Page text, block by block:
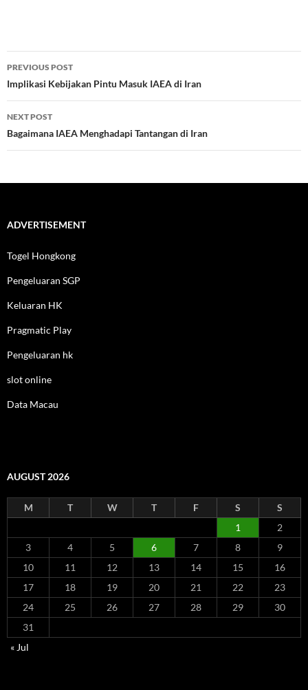
Post
navigation
PREVIOUS POST
Implikasi Kebijakan Pintu Masuk IAEA di Iran
NEXT POST
Bagaimana IAEA Menghadapi Tantangan di Iran
ADVERTISEMENT
Togel Hongkong
Pengeluaran SGP
Keluaran HK
Pragmatic Play
Pengeluaran hk
slot online
Data Macau
AUGUST 2026
M T W T F S
S
1
2
3
4 5 6 7 8
9
10
11 12 13 14 15
16
17
18 19 20 21 22
23
24
25 26 27 28 29
30
31
« Jul